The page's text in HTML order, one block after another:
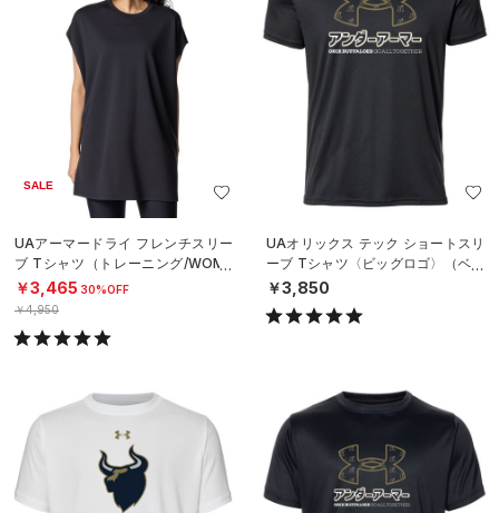
SALE
UAアーマードライ フレンチスリー
ブ Tシャツ（トレーニング/WOME
N）
￥3,465 30%OFF
￥4,950
UAオリックス テック ショートスリ
ーブ Tシャツ〈ビッグロゴ〉（ベー
スボール/UNISEX）
￥3,850